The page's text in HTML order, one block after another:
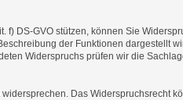
DS-GVO stützen, können Sie
der Funktionen dargestellt
Widerspruchs prüfen wir die
Das Widerspruchsrecht